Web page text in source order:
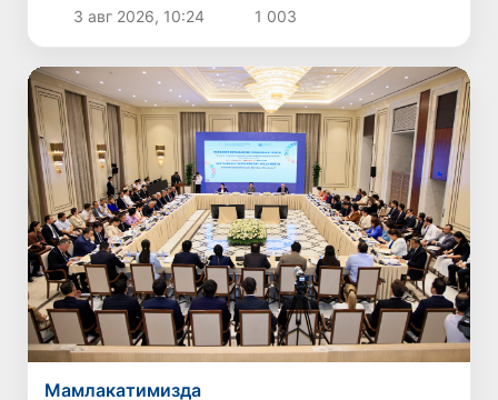
ўпирилиб тушди
3 авг 2026, 10:24 1 003
Мамлакатимизда